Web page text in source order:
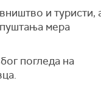
и туристи,
мера
погледа на